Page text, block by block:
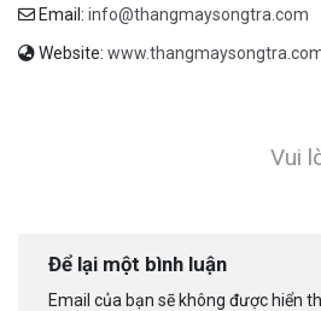
Email: info@thangmaysongtra.com
Website:
Vui
Để lại một bình luận
Email của bạn sẽ không được hiển